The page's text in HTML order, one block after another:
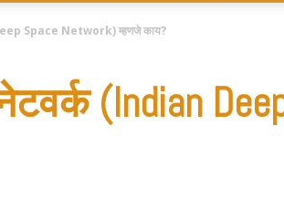
Space Network) म्हणजे काय?
(Indian